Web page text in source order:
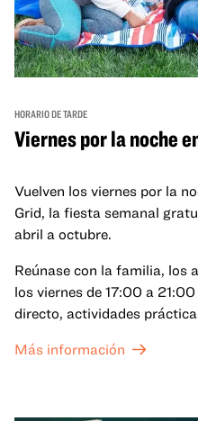
HORARIO DE TARDE
Viernes por la noche
Vuelven los viernes por la
Grid, la fiesta semanal
abril a octubre.
Reúnase con la familia, los
los viernes de 17:00 a
directo, actividades
exposiciones especiales, con
Más información